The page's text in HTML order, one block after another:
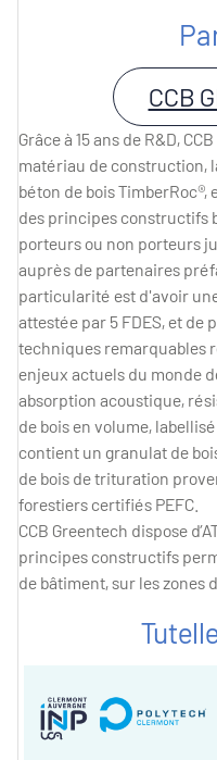
CCB
Grâce à 15 ans de R&D,
matériau de construction,
béton de bois
des principes constructifs
porteurs ou non porteurs
auprès de partenaires
particularité est d'avoir
attestée par 5 FDES, et de
techniques remarquables
enjeux actuels du monde
absorption acoustique,
de bois en volume,
contient un granulat de
de bois de trituration
forestiers certifiés PEFC.
CCB Greentech dispose
principes constructifs
de bâtiment, sur les zones